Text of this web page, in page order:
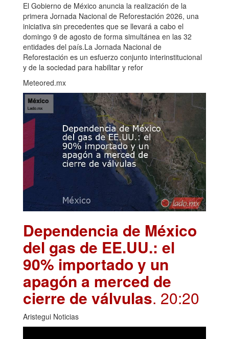
El Gobierno de México anuncia la realización de la
primera Jornada Nacional de Reforestación 2026, una
iniciativa sin precedentes que se llevará a cabo el
domingo 9 de agosto de forma simultánea en las 32
entidades del país.La Jornada Nacional de
Reforestación es un esfuerzo conjunto interinstitucional
y de la sociedad para habilitar y refor
Meteored.mx
Dependencia de México
del gas de EE.UU.: el
90% importado y un
apagón a merced de
cierre de válvulas. 20:20
Aristegui Noticias